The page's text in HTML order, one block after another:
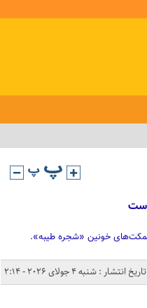
تاریخ انتشار : شنبه 4 جولای 2026 - 2:14